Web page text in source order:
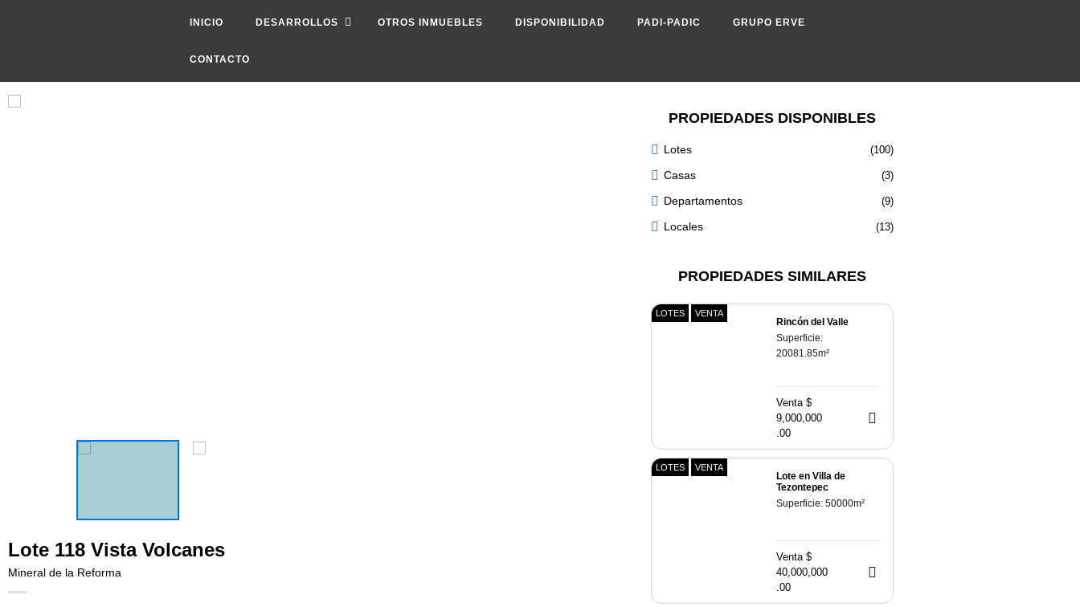
INICIO DESARROLLOS OTROS INMUEBLES DISPONIBILIDAD PADI-PADIC GRUPO ERVE
CONTACTO
Lote 118 Vista Volcanes
Mineral de la Reforma
PROPIEDADES DISPONIBLES
Lotes (100)
Casas (3)
Departamentos (9)
Locales (13)
PROPIEDADES SIMILARES
LOTES VENTA
Rincón del Valle
Superficie:
20081.85m²
Venta $
9,000,000
.00
LOTES VENTA
Lote en Villa de
Tezontepec
Superficie: 50000m²
Venta $
40,000,000
.00